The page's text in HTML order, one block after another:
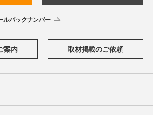
ルバックナンバー
案内 取材掲載のご依頼